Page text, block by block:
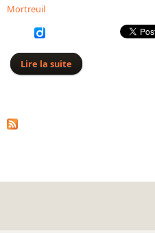
Mortreuil
Lire la suite